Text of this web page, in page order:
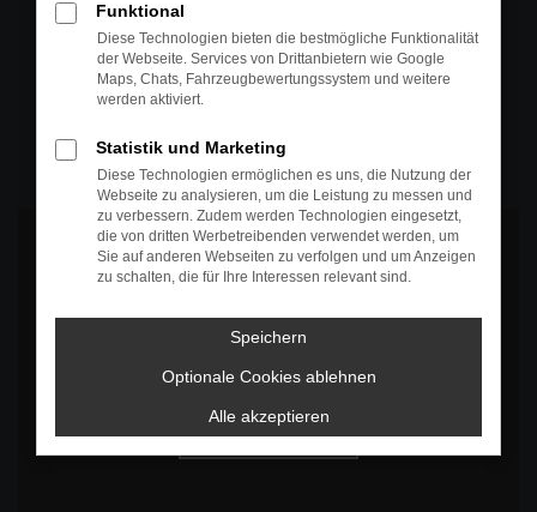
Telefon
+49 4295 557
Öffnungszeiten
MO-DO: 07:30 bis 18:00 Uhr
FR: 07:30 bis 17:30 Uhr
Es wird versucht, Inhalte vonwww.google.comzu laden. Dabei
können Daten an Dritte weitergegeben werden. Wenn Sie damit
Bestätigen
Funktional
Diese Technologien bieten die bestmögliche Funktionalität
der Webseite. Services von Drittanbietern wie Google
Maps, Chats, Fahrzeugbewertungssystem und weitere
werden aktiviert.
Statistik und Marketing
Diese Technologien ermöglichen es uns, die Nutzung der
Webseite zu analysieren, um die Leistung zu messen und
zu verbessern. Zudem werden Technologien eingesetzt,
die von dritten Werbetreibenden verwendet werden, um
Sie auf anderen Webseiten zu verfolgen und um Anzeigen
zu schalten, die für Ihre Interessen relevant sind.
Speichern
Optionale Cookies ablehnen
Alle akzeptieren